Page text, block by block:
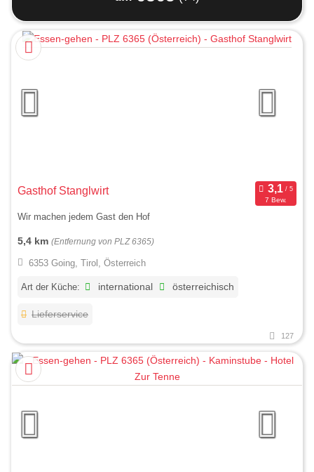
Gasthof Stanglwirt
7 Bew.
Wir machen jedem Gast den Hof
5,4 km (Entfernung von PLZ 6365)
6353 Going, Tirol, Österreich
Art der Küche: international österreichisch
Lieferservice
127